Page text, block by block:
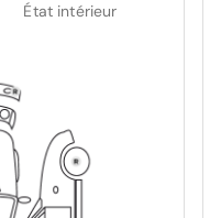
État intérieur